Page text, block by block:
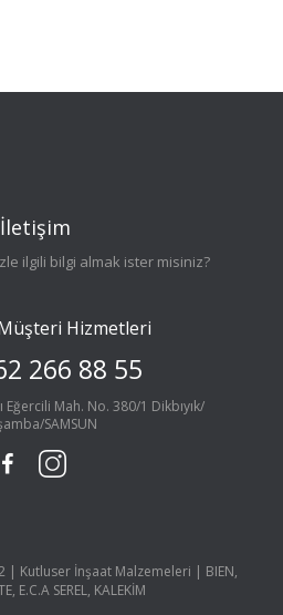
İletişim
ilgili bilgi almak ister misiniz?
Hizmetleri
266 88 55
Eğercili Mah. No. 380/1 Dikbıyık/
SAMSUN
| Kutluser İnşaat Malzemeleri | BIEN,
E.C.A SEREL, KALEKİM